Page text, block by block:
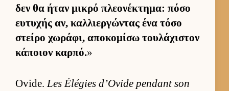
δεν θα ήταν μικρό πλεονέκτημα: πόσο
ευ­τυχής αν, καλ­λιερ­γώντας ένα τόσο
στείρο χωράφι, αποκομίσω του­λάχιστον
κάποιον καρ­πό.»
Ovide. Les Élégies d’Ovide pendant son